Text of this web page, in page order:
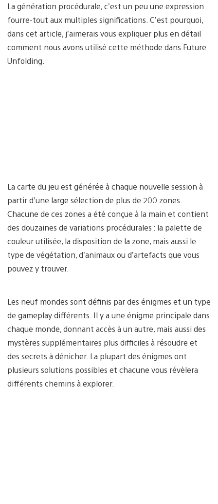
La génération procédurale, c’est un peu une expression
fourre-tout aux multiples significations. C’est pourquoi,
dans cet article, j’aimerais vous expliquer plus en détail
comment nous avons utilisé cette méthode dans Future
Unfolding.
La carte du jeu est générée à chaque nouvelle session à
partir d’une large sélection de plus de 200 zones.
Chacune de ces zones a été conçue à la main et contient
des douzaines de variations procédurales : la palette de
couleur utilisée, la disposition de la zone, mais aussi le
type de végétation, d’animaux ou d’artefacts que vous
pouvez y trouver.
Les neuf mondes sont définis par des énigmes et un type
de gameplay différents. Il y a une énigme principale dans
chaque monde, donnant accès à un autre, mais aussi des
mystères supplémentaires plus difficiles à résoudre et
des secrets à dénicher. La plupart des énigmes ont
plusieurs solutions possibles et chacune vous révèlera
différents chemins à explorer.